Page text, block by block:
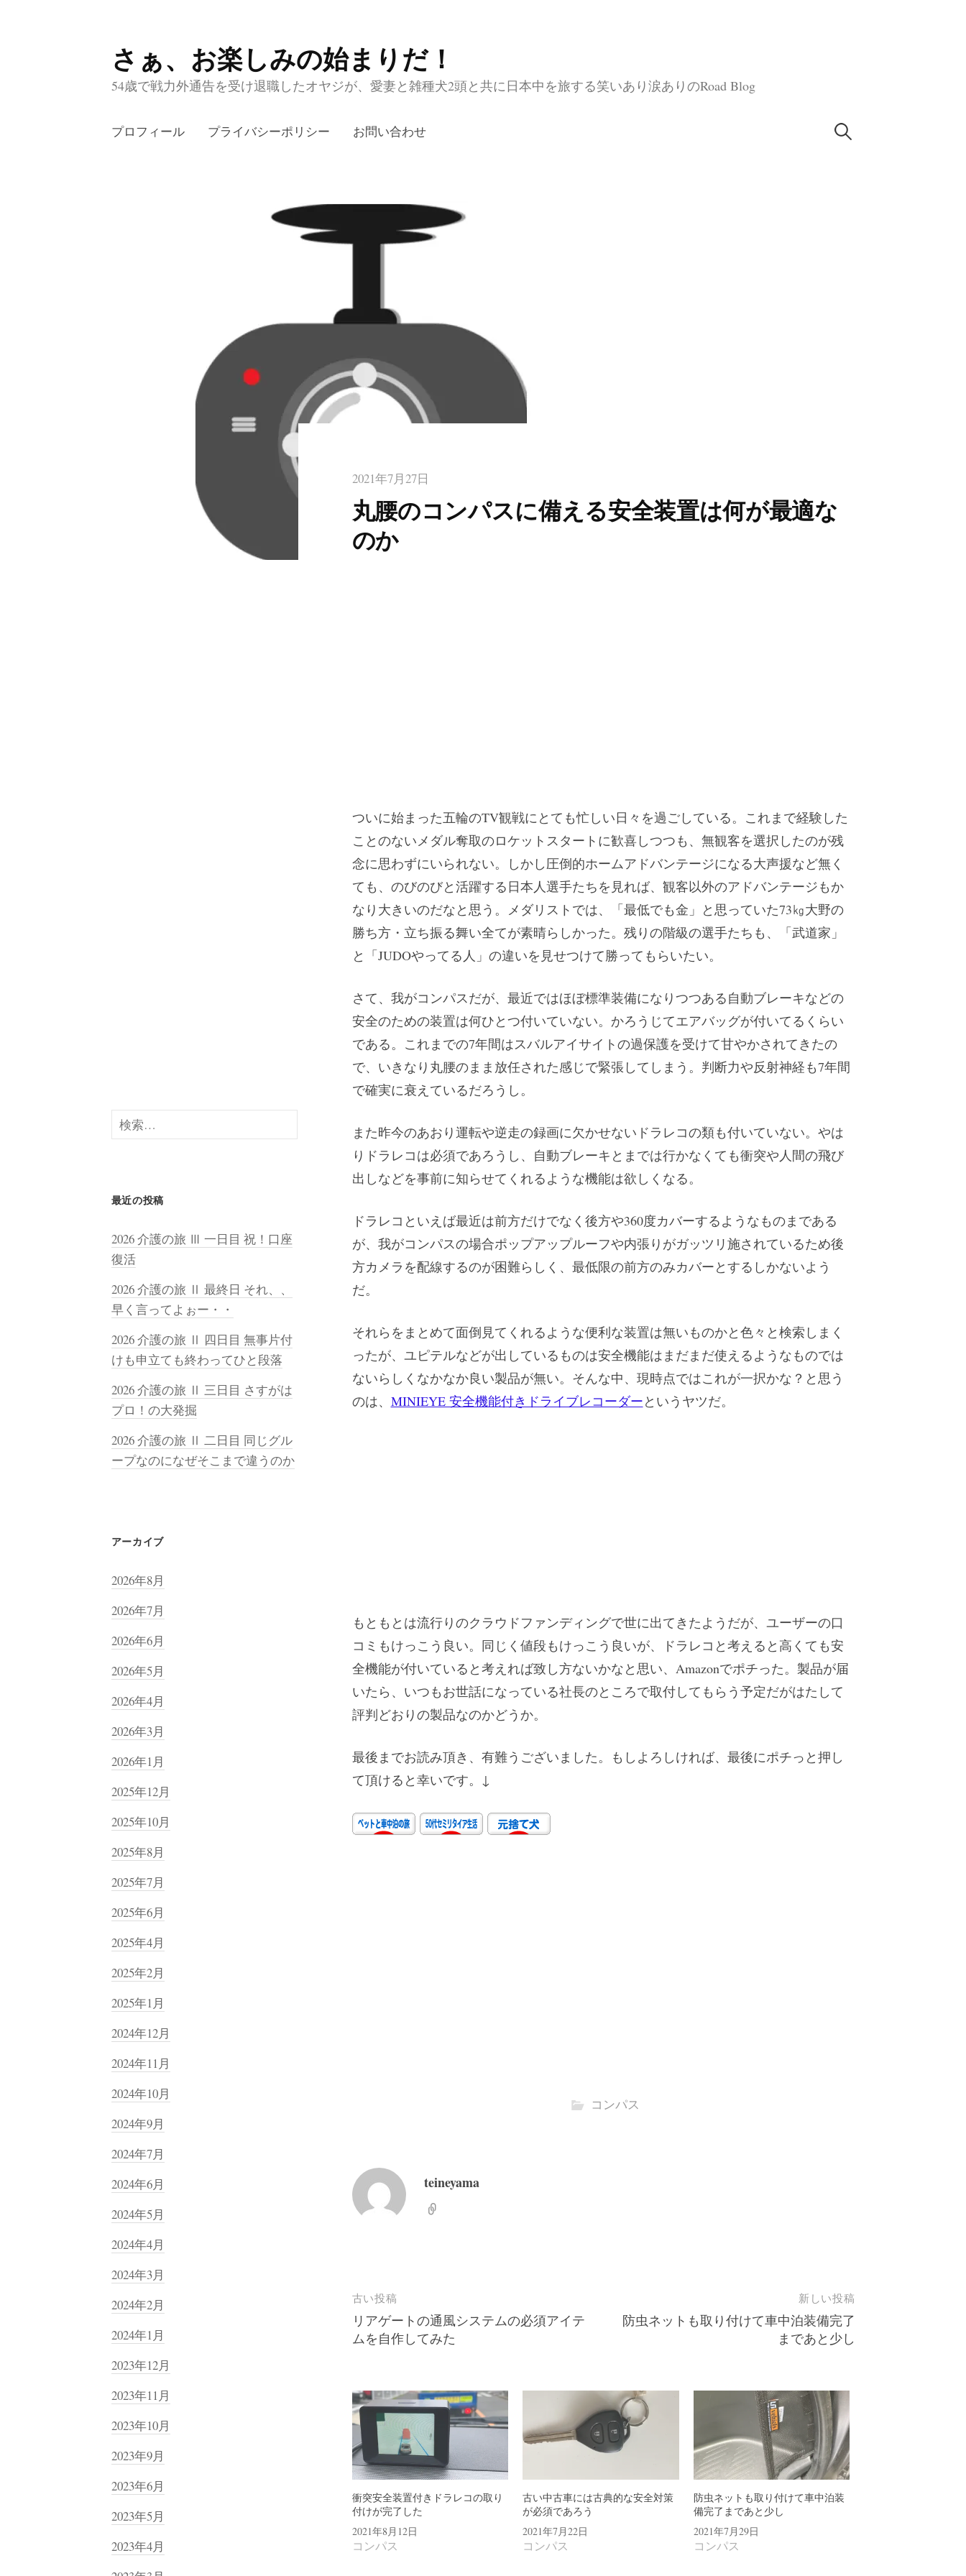
コ
ン
ン
さぁ、お楽しみの始まりだ！
54歳で戦力外通告を受け退職したオヤジが、愛妻と雑種犬2頭と共に日本中を旅する笑いあり涙ありのRoad Blog
プロフィール プライバシーポリシー お問い合わせ 検
2021年7月27日
丸腰のコンパスに備える安全装置は何が最適な
のか
ついに始まった五輪のTV観戦にとても忙しい日々を過ごしている。これまで経験した
ことのないメダル奪取のロケットスタートに歓喜しつつも、無観客を選択したのが残
念に思わずにいられない。しかし圧倒的ホームアドバンテージになる大声援など無く
ても、のびのびと活躍する日本人選手たちを見れば、観客以外のアドバンテージもか
なり大きいのだなと思う。メダリストでは、「最低でも金」と思っていた73㎏大野の
勝ち方・立ち振る舞い全てが素晴らしかった。残りの階級の選手たちも、「武道家」
と「JUDOやってる人」の違いを見せつけて勝ってもらいたい。
さて、我がコンパスだが、最近ではほぼ標準装備になりつつある自動ブレーキなどの
安全のための装置は何ひとつ付いていない。かろうじてエアバッグが付いてるくらい
である。これまでの7年間はスバルアイサイトの過保護を受けて甘やかされてきたの
で、いきなり丸腰のまま放任された感じで緊張してしまう。判断力や反射神経も7年間
で確実に衰えているだろうし。
また昨今のあおり運転や逆走の録画に欠かせないドラレコの類も付いていない。やは
りドラレコは必須であろうし、自動ブレーキとまでは行かなくても衝突や人間の飛び
出しなどを事前に知らせてくれるような機能は欲しくなる。
ドラレコといえば最近は前方だけでなく後方や360度カバーするようなものまである
が、我がコンパスの場合ポップアップルーフや内張りがガッツリ施されているため後
方カメラを配線するのが困難らしく、最低限の前方のみカバーとするしかないよう
だ。
それらをまとめて面倒見てくれるような便利な装置は無いものかと色々と検索しまく
ったが、ユピテルなどが出しているものは安全機能はまだまだ使えるようなものでは
ないらしくなかなか良い製品が無い。そんな中、現時点ではこれが一択かな？と思う
のは、 MINIEYE 安全機能付きドライブレコーダーというヤツだ。
もともとは流行りのクラウドファンディングで世に出てきたようだが、ユーザーの口
コミもけっこう良い。同じく値段もけっこう良いが、ドラレコと考えると高くても安
全機能が付いていると考えれば致し方ないかなと思い、Amazonでポチった。製品が届
いたら、いつもお世話になっている社長のところで取付してもらう予定だがはたして
評判どおりの製品なのかどうか。
最後までお読み頂き、有難うございました。もしよろしければ、最後にポチっと押し
て頂けると幸いです。↓
コンパス
teineyama
投
稿
ナ
ゲ
ー
シ
ョ
ン
古い投稿
リアゲートの通風システムの必須アイテ
ムを自作してみた
新しい投稿
防虫ネットも取り付けて車中泊装備完了
まであと少し
衝突安全装置付きドラレコの取り
付けが完了した
2021年8月12日
コンパス
古い中古車には古典的な安全対策
が必須であろう
2021年7月22日
コンパス
防虫ネットも取り付けて車中泊装
備完了まであと少し
2021年7月29日
コンパス
検
索:
最近の投稿
2026 介護の旅 Ⅲ 一日目 祝！口座
復活
2026 介護の旅 Ⅱ 最終日 それ、、
早く言ってよぉー・・
2026 介護の旅 Ⅱ 四日目 無事片付
けも申立ても終わってひと段落
2026 介護の旅 Ⅱ 三日目 さすがは
プロ！の大発掘
2026 介護の旅 Ⅱ 二日目 同じグル
ープなのになぜそこまで違うのか
アーカイブ
2026年8月
2026年7月
2026年6月
2026年5月
2026年4月
2026年3月
2026年1月
2025年12月
2025年10月
2025年8月
2025年7月
2025年6月
2025年4月
2025年2月
2025年1月
2024年12月
2024年11月
2024年10月
2024年9月
2024年7月
2024年6月
2024年5月
2024年4月
2024年3月
2024年2月
2024年1月
2023年12月
2023年11月
2023年10月
2023年9月
2023年6月
2023年5月
2023年4月